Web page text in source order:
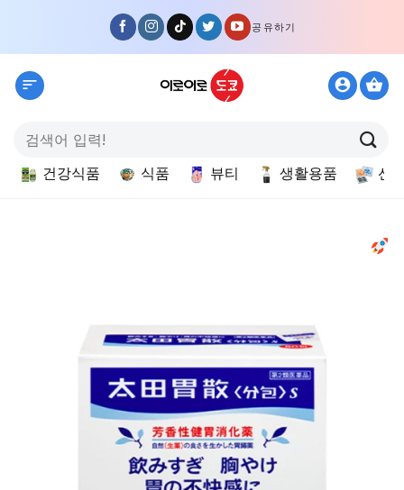
content
공유하기
색:
건강식품 식품 뷰티 생활용품 선